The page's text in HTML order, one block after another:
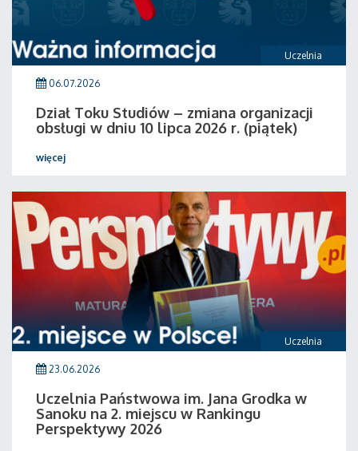
Uczelnia
06.07.2026
Dział Toku Studiów – zmiana organizacji
obsługi w dniu 10 lipca 2026 r. (piątek)
więcej
Uczelnia
23.06.2026
Uczelnia Państwowa im. Jana Grodka w
Sanoku na 2. miejscu w Rankingu
Perspektywy 2026